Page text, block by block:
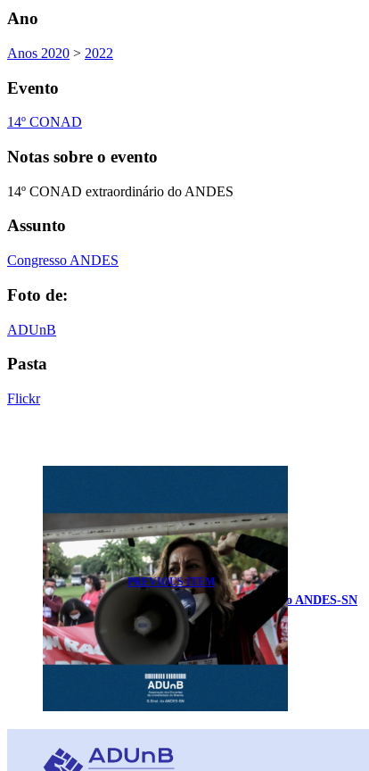
Ano
Anos 2020 > 2022
Evento
14º CONAD
Notas sobre o evento
14º CONAD extraordinário do ANDES
Assunto
Congresso ANDES
Foto de:
ADUnB
Pasta
Flickr
PREVIOUS ITEM
14º CONAD extraordinário do ANDES-SN